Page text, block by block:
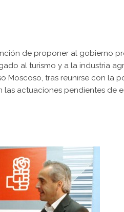
de proponer al gobierno
al turismo y a la industria
Moscoso, tras reunirse con la
actuaciones pendientes de